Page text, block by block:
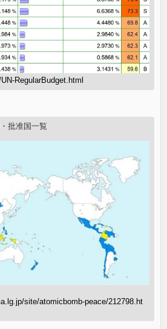
RegularBudget.html
批准国一覧
site/atomicbomb-peace/212798.ht